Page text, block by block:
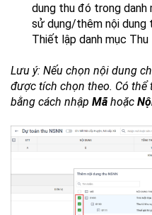
dung thu đó trong danh
sử dụng/thêm nội dung
Thiết lập danh mục Thu
Lưu ý: Nếu chọn nội dung
được tích chọn theo. Có
bằng cách nhập Mã hoặc